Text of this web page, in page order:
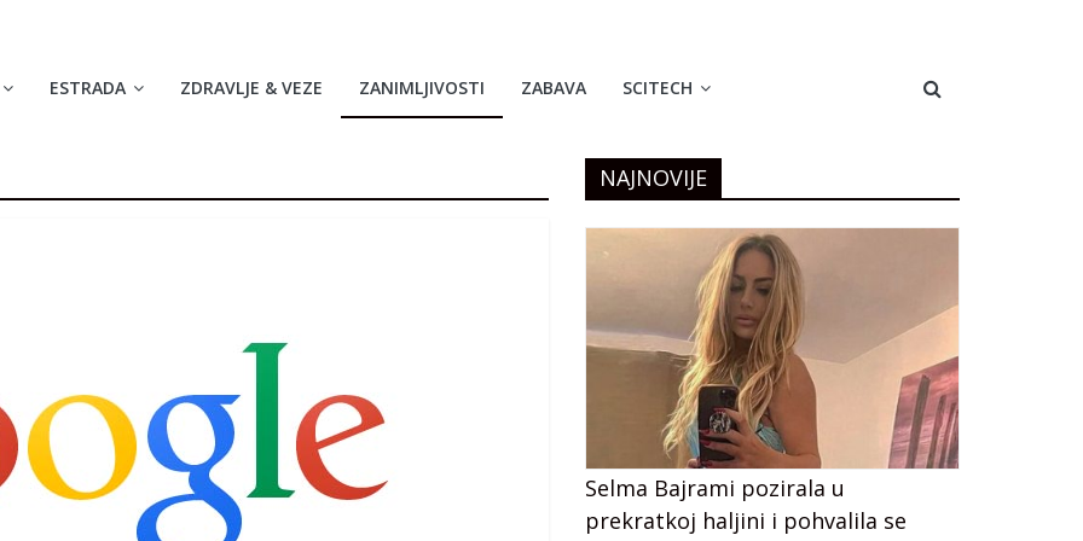
ESTRADA ZDRAVLJE & VEZE ZANIMLJIVOSTI ZABAVA SCITECH
NAJNOVIJE
Selma Bajrami pozirala u
prekratkoj haljini i pohvalila se